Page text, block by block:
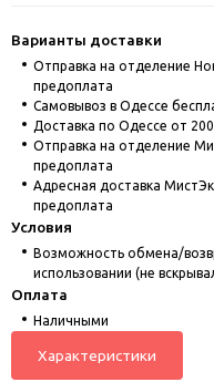
Варианты доставки
Отправка на отделение
предоплата
Cамовывоз в Одессе
Доставка по Одессе от 200
Отправка на отделение
предоплата
Адресная доставка
предоплата
Условия
Возможность обмена/
использовании (не
Оплата
Наличными
Характеристики